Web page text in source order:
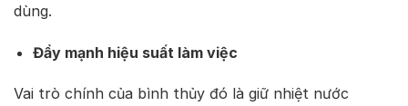
dùng.
Đẩy mạnh hiệu suất làm việc
Vai trò chính của bình thủy đó là giữ nhiệt nước